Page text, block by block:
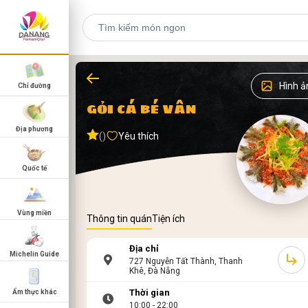
Chỉ đường
Địa phương
Quốc tế
Vùng miền
Michelin Guide
Ẩm thực khác
Hình
GỎI CÁ BÉ VÂN
() Yêu thích
Thông tin quánTiện ích
Địa chỉ
727 Nguyễn Tất Thành, Thanh
Khê, Đà Nẵng
Thời gian
10:00 - 22:00